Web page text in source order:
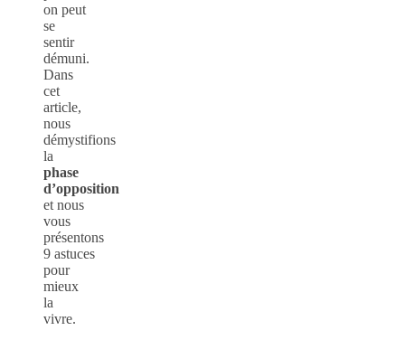
on peut
se
sentir
démuni.
Dans
cet
article,
nous
démystifions
la
phase
d’opposition
et nous
vous
présentons
9 astuces
pour
mieux
la
vivre.